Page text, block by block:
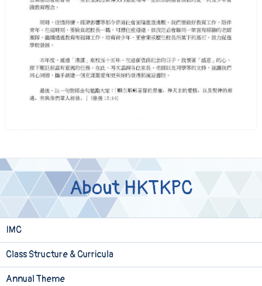
About HKTKPC
IMC
Class Structure & Curricula
Annual Theme